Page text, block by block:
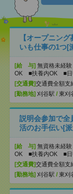
【オープニン
いも仕事の1つ[
[給 与] 無資格未経
OK ■扶養内OK ■日
[交通費]交通費全額支
[勤務地] 刈谷駅 / 東刈
説明会参加で全
活のお手伝い[
[給 与] 無資格未経
OK ■扶養内OK ■日
[交通費]交通費全額支
[勤務地] 刈谷駅 / 東刈